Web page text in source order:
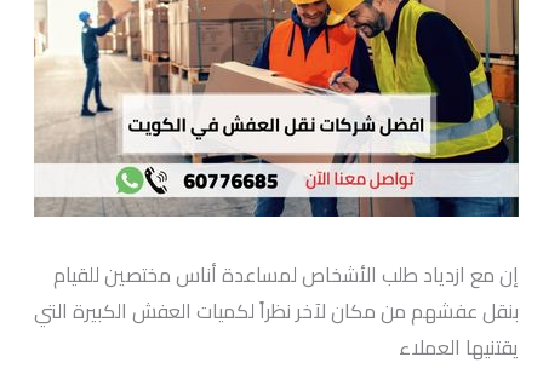
إن مع ازدياد طلب الأشخاص لمساعدة أناس مختصين للقيام
بنقل عفشهم من مكان لآخر نظراً لكميات العفش الكبيرة التي
يقتنيها العملاء